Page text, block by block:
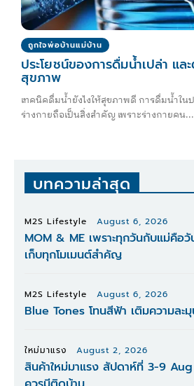
ถูกใจพ่อบ้านแม่บ้าน
ประโยชน์ของการดื่มน้ำเปล่า แล
สุขภาพ
เทคนิคดื่มน้ำยังไงให้สุขภาพดี การดื่มน้ำใ
ร่างกายถือเป็นสิ่งสำคัญ เพราะร่างกายคน...
บทความล่าสุด
M2S Lifestyle August 6, 2026
MOM & ME เพราะทุกวันกับแม่คือ
เก็บทุกโมเมนต์สำคัญ
M2S Lifestyle August 6, 2026
Blue Tones โทนสีฟ้า เติมความละ
ใหม่มาแรง August 2, 2026
สินค้าใหม่มาแรง สัปดาห์ที่ 3-9 Aug